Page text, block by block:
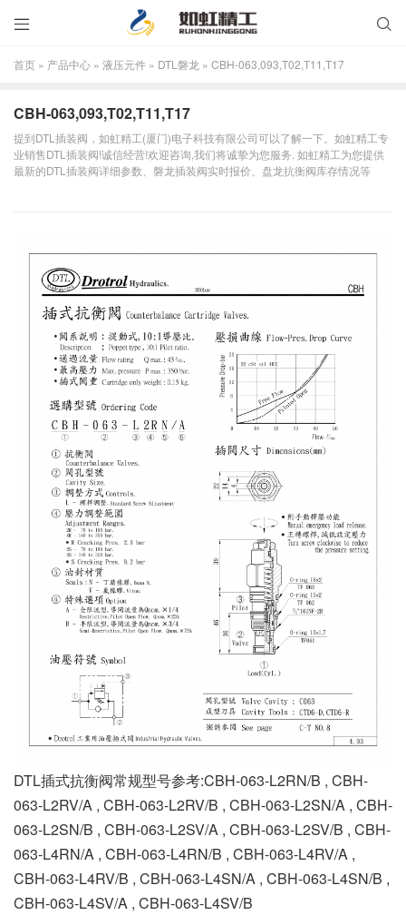


首页 » 产品中心 » 液压元件 » DTL磐龙 » CBH-063,093,T02,T11,T17
CBH-063,093,T02,T11,T17
提到DTL插装阀，如虹精工(厦门)电子科技有限公司可以了解一下。如虹精工专
业销售DTL插装阀!诚信经营!欢迎咨询,我们将诚挚为您服务. 如虹精工为您提供
最新的DTL插装阀详细参数、磐龙插装阀实时报价、盘龙抗衡阀库存情况等
DTL插式抗衡阀常规型号参考:CBH-063-L2RN/B , CBH-
063-L2RV/A , CBH-063-L2RV/B , CBH-063-L2SN/A , CBH-
063-L2SN/B , CBH-063-L2SV/A , CBH-063-L2SV/B , CBH-
063-L4RN/A , CBH-063-L4RN/B , CBH-063-L4RV/A ,
CBH-063-L4RV/B , CBH-063-L4SN/A , CBH-063-L4SN/B ,
CBH-063-L4SV/A , CBH-063-L4SV/B